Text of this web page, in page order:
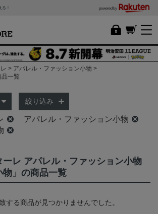
！ powered by
アパレル・ファッション小物
一覧
絞り込み
アパレル・ファッション小物
ーレ アパレル・ファッション小物
物」の商品一覧
する商品が見つかりませんでした。